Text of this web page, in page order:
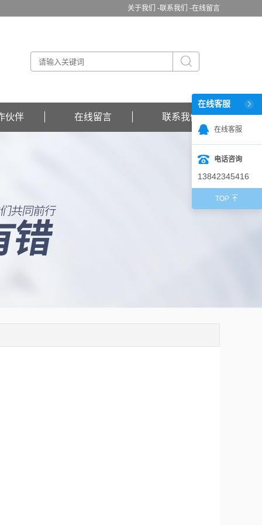
关于我们 -联系我们 -在线留言
伙伴 在线留言 联系我们
在线客服
在线客服
电话咨询
13842345416
TOP